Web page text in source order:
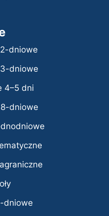
dniowe
dniowe
4–5 dni
dniowe
dniowe